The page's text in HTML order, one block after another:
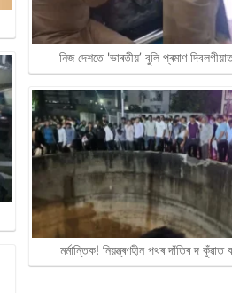
নিজ দেশতে 'ভাৰতীয়’ বুলি প্ৰমাণ
মৰ্মান্তিক! নিয়ন্ত্ৰণহীন পথৰ দাঁতিৰ দ কুঁৱাত